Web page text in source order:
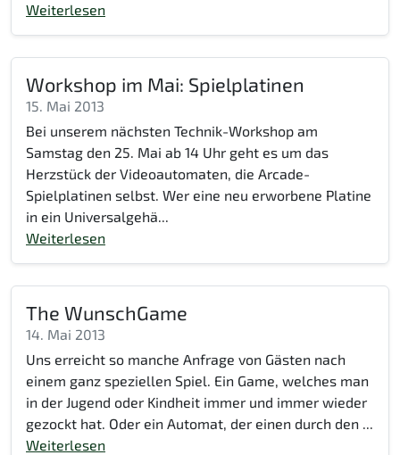
Weiterlesen
Workshop im Mai: Spielplatinen
15. Mai 2013
Bei unserem nächsten Technik-Workshop am
Samstag den 25. Mai ab 14 Uhr geht es um das
Herzstück der Videoautomaten, die Arcade-
Spielplatinen selbst. Wer eine neu erworbene Platine
in ein Universalgehä...
Weiterlesen
The WunschGame
14. Mai 2013
Uns erreicht so manche Anfrage von Gästen nach
einem ganz speziellen Spiel. Ein Game, welches man
in der Jugend oder Kindheit immer und immer wieder
gezockt hat. Oder ein Automat, der einen durch den ...
Weiterlesen